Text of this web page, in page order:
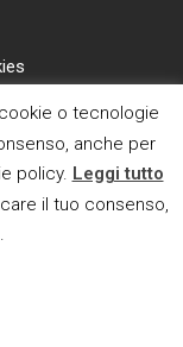
o tecnologie
anche per
policy. Leggi tutto
il tuo consenso,